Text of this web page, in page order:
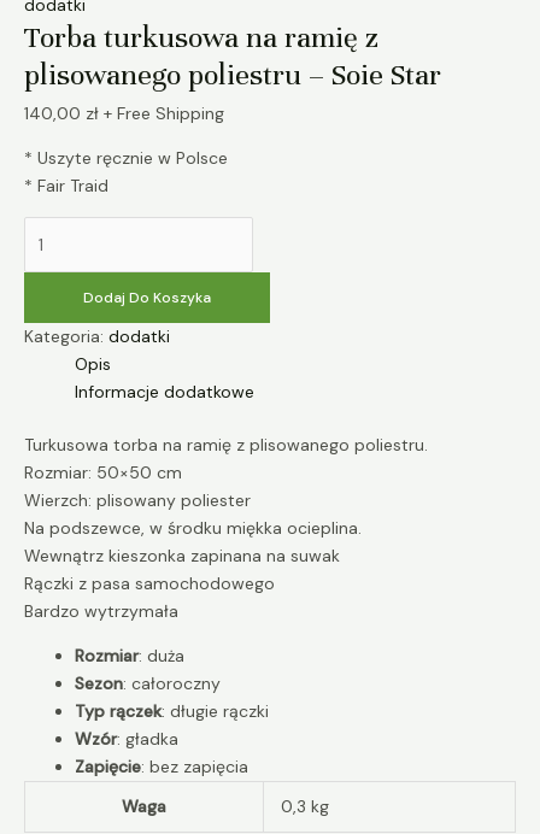
dodatki
Torba turkusowa na ramię z
plisowanego poliestru – Soie Star
140,00 zł + Free Shipping
* Uszyte ręcznie w Polsce
* Fair Traid
Dodaj Do Koszyka
Kategoria: dodatki
Opis
Informacje dodatkowe
Turkusowa torba na ramię z plisowanego poliestru.
Rozmiar: 50×50 cm
Wierzch: plisowany poliester
Na podszewce, w środku miękka ocieplina.
Wewnątrz kieszonka zapinana na suwak
Rączki z pasa samochodowego
Bardzo wytrzymała
Rozmiar: duża
Sezon: całoroczny
Typ rączek: długie rączki
Wzór: gładka
Zapięcie: bez zapięcia
Waga
0,3 kg